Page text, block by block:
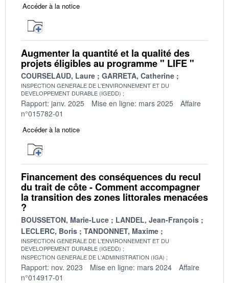
Accéder à la notice
Augmenter la quantité et la qualité des
projets éligibles au programme " LIFE "
COURSELAUD, Laure GARRETA, Catherine
INSPECTION GENERALE DE L'ENVIRONNEMENT ET DU
DEVELOPPEMENT DURABLE (IGEDD)
Rapport: janv. 2025 Mise en ligne: mars 2025
Affaire
n°015782-01
Accéder à la notice
Financement des conséquences du recul
du trait de côte - Comment accompagner
la transition des zones littorales menacées
?
BOUSSETON, Marie-Luce
LANDEL, Jean-François
LECLERC, Boris
TANDONNET, Maxime
INSPECTION GENERALE DE L'ENVIRONNEMENT ET DU
DEVELOPPEMENT DURABLE (IGEDD)
INSPECTION GENERALE DE L'ADMINISTRATION (IGA)
Rapport: nov. 2023 Mise en ligne: mars 2024
Affaire
n°014917-01